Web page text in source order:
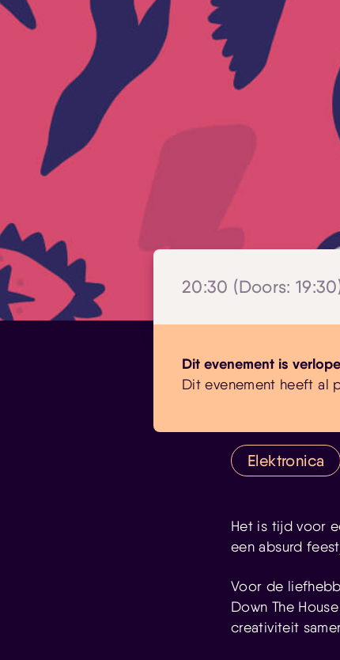
20:30 (Doors:
Dit evenement is
Dit evenement heeft al
Elektronica
Het is tijd voor
een absurd
Voor de
Down The
creativiteit